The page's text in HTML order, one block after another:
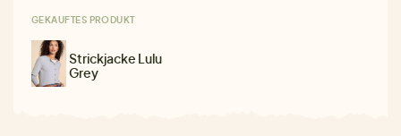
GEKAUFTES PRODUKT
Strickjacke Lulu
Grey